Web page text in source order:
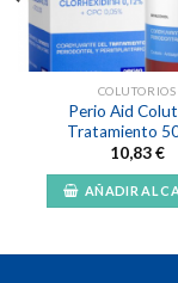
COLUTORIOS
Perio Aid
Tratamiento
10,83€
AÑADIR AL